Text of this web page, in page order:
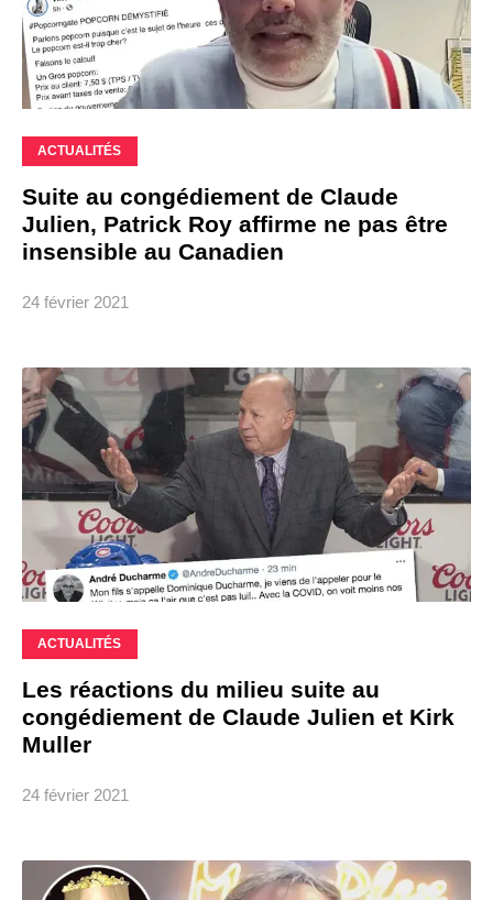
ACTUALITÉS
Suite au congédiement de Claude
Julien, Patrick Roy affirme ne pas être
insensible au Canadien
24 février 2021
ACTUALITÉS
Les réactions du milieu suite au
congédiement de Claude Julien et Kirk
Muller
24 février 2021